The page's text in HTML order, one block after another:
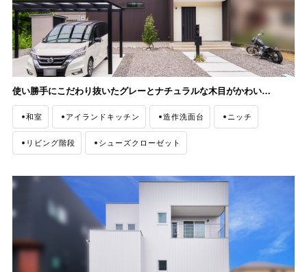
使い勝手にこだわり抜いたグレーとナチュラルな木目がかわいいお家
和室 アイランドキッチン 造作洗面台 ニッチ
リビング階段 シューズクローゼット
ナチュラルモダン